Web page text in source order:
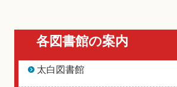
各図書館の案内
太白図書館